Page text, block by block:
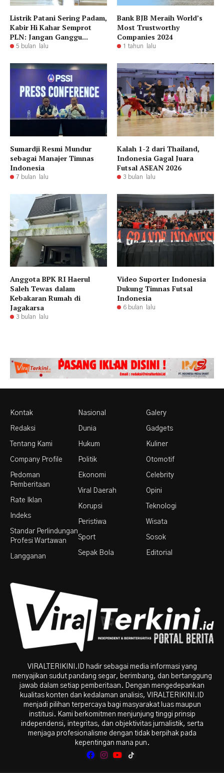
Listrik Patani Sering Padam,
Kabir Hi Kahar Semprot
PLN: Jangan Ganggu...
5 bulan lalu
Bank BJB Meraih World’s
Most Trustworthy
Companies 2024
1 tahun lalu
Sumardji Resmi Mundur
sebagai Manajer Timnas
Indonesia
7 bulan lalu
Kalah 1-2 dari Thailand,
Indonesia Gagal Juara
Futsal ASEAN 2026
3 bulan lalu
Anggota BPK RI Haerul
Saleh Tewas dalam
Kebakaran Rumah di
Jagakarsa
3 bulan lalu
Video Suporter Indonesia
Dukung Timnas Futsal
Indonesia
6 bulan lalu
Kontak
Redaksi
Tentang Kami
Company Profile
Pedoman
Pemberitaan
Rate Iklan
Indeks
Standar Perlindungan
Profesi Wartawan
Langganan
Nasional
Dunia
Hukum
Politik
Ekonomi
Viral Daerah
Korupsi
Peristiwa
Sport
Sepak Bola
Galery
Gadgets
Kuliner
Otomotif
Celebrity
Opini
Teknologi
Wisata
Sosok
Editorial
VIRALTERIKINI.ID hadir sebagai media informasi yang
menyajikan sudut pandang segar, berimbang, dan bertanggung
jawab dalam setiap pemberitaan. Dengan mengedepankan
kualitas konten dan kedalaman analisis, VIRALTERIKINI.ID
menjadi pilihan terpercaya bagi masyarakat luas maupun
institusi. Kami berkomitmen menjunjung tinggi prinsip
independensi, integritas, dan objektivitas jurnalistik, serta
menjaga profesionalisme dengan tidak berpihak pada
kepentingan mana pun.